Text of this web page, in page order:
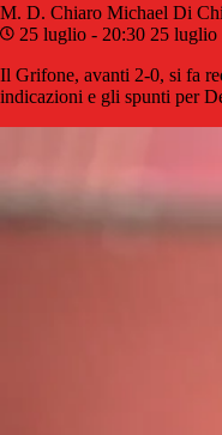
M. D. Chiaro Michael Di
25 luglio - 20:30 25 luglio
Il Grifone, avanti 2-0, si fa
indicazioni e gli spunti per